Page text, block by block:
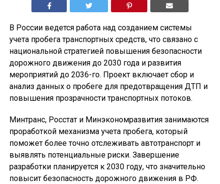
В России ведется работа над созданием системы
учета пробега транспортных средств, что связано с
национальной стратегией повышения безопасности
дорожного движения до 2030 года и развития
мероприятий до 2036-го. Проект включает сбор и
анализ данных о пробеге для предотвращения ДТП и
повышения прозрачности транспортных потоков.
Минтранс, Росстат и Минэкономразвития занимаются
проработкой механизма учета пробега, который
поможет более точно отслеживать автотранспорт и
выявлять потенциальные риски. Завершение
разработки планируется к 2030 году, что значительно
повысит безопасность дорожного движения в РФ.